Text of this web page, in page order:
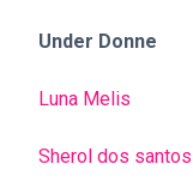
Under Donne
Luna Melis
Sherol dos santos